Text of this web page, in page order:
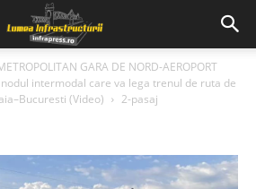
GARA DE NORD-AEROPORT
nodul intermodal care va lega trenul de ruta de
(Video)
2-pasaj